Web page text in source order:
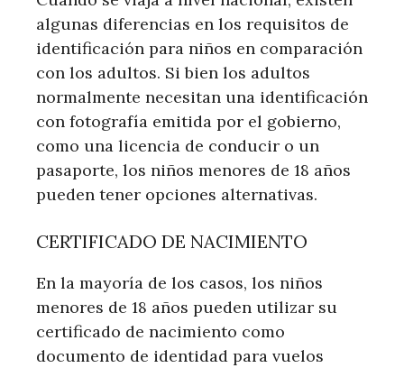
algunas diferencias en los requisitos de
identificación para niños en comparación
con los adultos. Si bien los adultos
normalmente necesitan una identificación
con fotografía emitida por el gobierno,
como una licencia de conducir o un
pasaporte, los niños menores de 18 años
pueden tener opciones alternativas.
CERTIFICADO DE NACIMIENTO
En la mayoría de los casos, los niños
menores de 18 años pueden utilizar su
certificado de nacimiento como
documento de identidad para vuelos